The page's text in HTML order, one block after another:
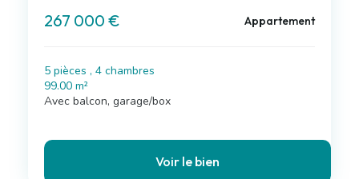
267 000 € Appartement
5 pièces , 4 chambres
99.00 m²
Avec balcon, garage/box
Voir le bien